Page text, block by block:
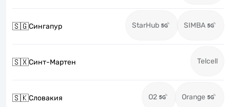
🇸🇬Сингапур StarHub SIMBA
🇸🇽Синт-Мартен Telcell
🇸🇰Словакия O2 Orange